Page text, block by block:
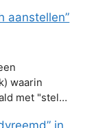
aanstellen”
waarin
met "stel…
in